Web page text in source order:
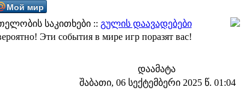
Мой мир
საკითხები :: გულის დაავადებები
Эти события в мире игр поразят вас!
დაამატა
შაბათი, 06 სექტემბერი 2025 წ. 01:04